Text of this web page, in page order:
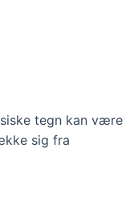
tegn kan være
sig fra